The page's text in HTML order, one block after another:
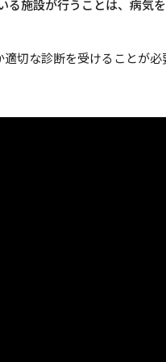
る施設が行うことは、病気
切な診断を受けることが必